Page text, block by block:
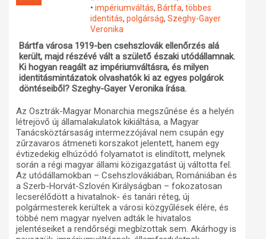
Műhelymunkák
• impériumváltás, Bártfa, többes
identitás, polgárság, Szeghy-Gayer
Veronika
Bártfa városa 1919-ben csehszlovák ellenőrzés alá
került, majd részévé vált a születő északi utódállamnak.
Ki hogyan reagált az impériumváltásra, és milyen
identitásmintázatok olvashatók ki az egyes polgárok
döntéseiből? Szeghy-Gayer Veronika írása.
Az Osztrák-Magyar Monarchia megszűnése és a helyén
létrejövő új államalakulatok kikiáltása, a Magyar
Tanácsköztársaság intermezzójával nem csupán egy
zűrzavaros átmeneti korszakot jelentett, hanem egy
évtizedekig elhúzódó folyamatot is elindított, melynek
során a régi magyar állami közigazgatást új váltotta fel.
Az utódállamokban – Csehszlovákiában, Romániában és
a Szerb-Horvát-Szlovén Királyságban – fokozatosan
lecserélődött a hivatalnok- és tanári réteg, új
polgármesterek kerültek a városi közgyűlések élére, és
többé nem magyar nyelven adták le hivatalos
jelentéseiket a rendőrségi megbízottak sem. Akárhogy is